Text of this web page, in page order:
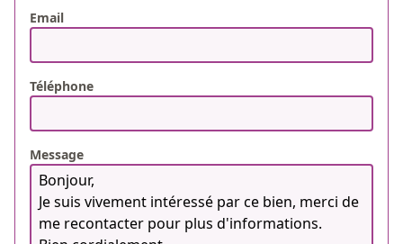
Email
Téléphone
Message